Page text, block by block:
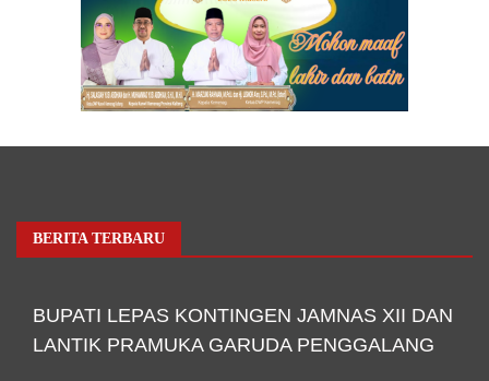
BERITA TERBARU
BUPATI LEPAS KONTINGEN JAMNAS XII DAN
LANTIK PRAMUKA GARUDA PENGGALANG